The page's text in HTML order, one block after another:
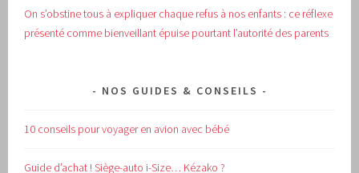
On s’obstine tous à expliquer chaque refus à nos enfants : ce réflexe
présenté comme bienveillant épuise pourtant l’autorité des parents
NOS GUIDES & CONSEILS
10 conseils pour voyager en avion avec bébé
Guide d’achat !Siège-auto i-Size… Kézako ?